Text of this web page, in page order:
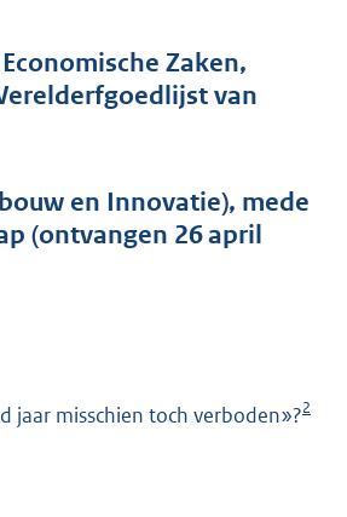
Zaken,
van
en Innovatie), mede
(ontvangen 26 april
jaar misschien toch verboden»?2